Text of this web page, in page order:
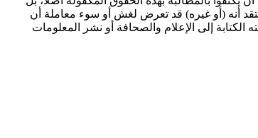
أنه (أو غيره) قد تعرض لغش أو سوء معاملة أن
إلى الإعلام والصحافة أو نشر المعلومات